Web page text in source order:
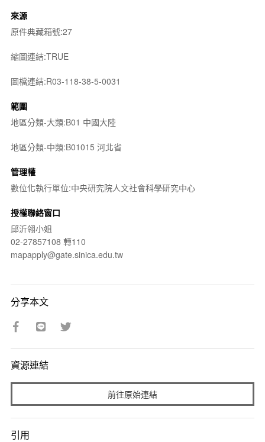
來源
原件典藏箱號:27
縮圖連結:TRUE
圖檔連結:R03-118-38-5-0031
範圍
地區分類-大類:B01 中國大陸
地區分類-中類:B01015 河北省
管理權
數位化執行單位:中央研究院人文社會科學研究中心
授權聯絡窗口
邱沂翎小姐
02-27857108 轉110
mapapply@gate.sinica.edu.tw
分享本文
資源連結
前往原始連結
引用